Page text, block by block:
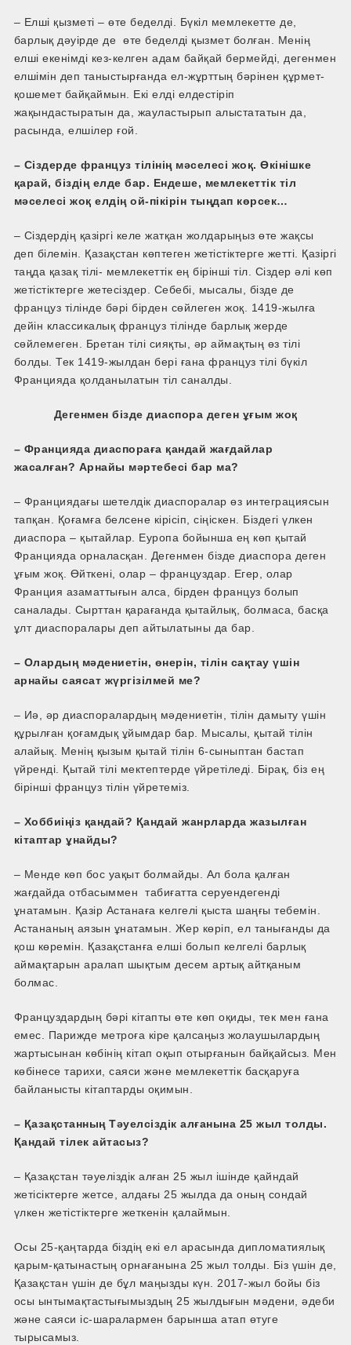
– Елші қызметі – өте беделді. Бүкіл мемлекетте де,
барлық дәуірде де өте беделді қызмет болған. Менің
елші екенімді кез-келген адам байқай бермейді, дегенмен
елшімін деп таныстырғанда ел­-жұрттың бәрінен құрмет-
қошемет байқаймын. Екі елді елдестіріп
жақындастыратын да, жауластырып алыстататын да,
расында, елшілер ғой.
– Сіздерде француз тілінің мәселесі жоқ. Өкінішке
қарай, біздің елде бар. Ендеше, мемлекеттік тіл
мәселесі жоқ елдің ой­-пікірін тыңдап көрсек…
– Сіздердің қазіргі келе жатқан жолдарыңыз өте жақсы
деп білемін. Қазақстан көптеген жетістіктерге жетті. Қазіргі
таңда қазақ тілі- мемлекеттік ең бірінші тіл. Сіздер әлі көп
жетістіктерге жетесіздер. Себебі, мысалы, бізде де
француз тілінде бәрі бірден сөйлеген жоқ. 1419-жылға
дейін классикалық француз тілінде барлық жерде
сөйлемеген. Бретан тілі сияқты, әр аймақтың өз тілі
болды. Тек 1419-жылдан бері ғана француз тілі бүкіл
Францияда қолданылатын тіл саналды.
Дегенмен бізде диаспора деген ұғым жоқ
– Францияда диаспораға қандай жағдайлар
жасалған? Арнайы мәртебесі бар ма?
– Франциядағы шетелдік диаспоралар өз интеграциясын
тапқан. Қоғамға белсене кірісіп, сіңіскен. Біздегі үлкен
диаспора – қытайлар. Еуропа бойынша ең көп қытай
Францияда орналасқан. Дегенмен бізде диаспора деген
ұғым жоқ. Өйткені, олар – француздар. Егер, олар
Франция азаматтығын алса, бірден француз болып
саналады. Сырттан қарағанда қытайлық, болмаса, басқа
ұлт диаспоралары деп айтылатыны да бар.
– Олардың мәдениетін, өнерін, тілін сақтау үшін
арнайы саясат жүргізілмей ме?
– Иә, әр диаспоралардың мәдениетін, тілін дамыту үшін
құрылған қоғамдық ұйымдар бар. Мысалы, қытай тілін
алайық. Менің қызым қытай тілін 6-сыныптан бастап
үйренді. Қытай тілі мектептерде үйретіледі. Бірақ, біз ең
бірінші француз тілін үйретеміз.
– Хоббиіңіз қандай? Қандай жанрларда жазылған
кітаптар ұнайды?
– Менде көп бос уақыт болмайды. Ал бола қалған
жағдайда отбасыммен табиғатта серуендегенді
ұнатамын. Қазір Астанаға келгелі қыста шаңғы тебемін.
Астананың аязын ұнатамын. Жер көріп, ел танығанды да
қош көремін. Қазақстанға елші болып келгелі барлық
аймақтарын аралап шықтым десем артық айтқаным
болмас.
Француздардың бәрі кітапты өте көп оқиды, тек мен ғана
емес. Парижде метроға кіре қалсаңыз жолаушылардың
жартысынан көбінің кітап оқып отырғанын байқайсыз. Мен
көбінесе тарихи, саяси және мемлекеттік басқаруға
байланысты кітаптарды оқимын.
– Қазақстанның Тәуелсіздік алғанына 25 жыл толды.
Қандай тілек айтасыз?
– Қазақстан тәуеліздік алған 25 жыл ішінде қайндай
жетісіктерге жетсе, алдағы 25 жылда да оның сондай
үлкен жетістіктерге жеткенін қалаймын.
Осы 25-қаңтарда біздің екі ел арасында дипломатиялық
қарым-қатынастың орнағанына 25 жыл толды. Біз үшін де,
Қазақстан үшін де бұл маңызды күн. 2017-жыл бойы біз
осы ынтымақтастығымыздың 25 жылдығын мәдени, әдеби
және саяси іс-шаралармен барынша атап өтуге
тырысамыз.